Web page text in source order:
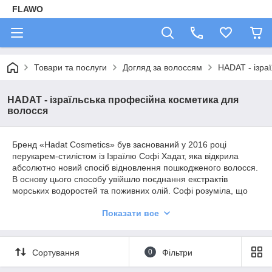
FLAWO
Товари та послуги Догляд за волоссям HADAT -
HADAT - ізраїльська професійна косметика для
волосся
Бренд «Hadat Cosmetics» був заснований у 2016 році
перукарем-стилістом із Ізраїлю Софі Хадат, яка відкрила
абсолютно новий спосіб відновлення пошкодженого волосся.
В основу цього способу увійшло поєднання екстрактів
морських водоростей та поживних олій. Софі розуміла, що
волосся і вона зуміла задовольнити це бажання, вклавши в
підійшла для всіх типів волосся.
Результатом процедур за новою технологією стало
відновлення втраченої краси волосся, надання їм
Показати все
Сортування 0 Фільтри